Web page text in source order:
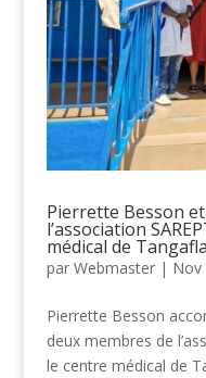
Pierrette Besson
l’association
médical de Tangafla
par Webmaster| Nov
Pierrette Besson
deux membres de
le centre médical de